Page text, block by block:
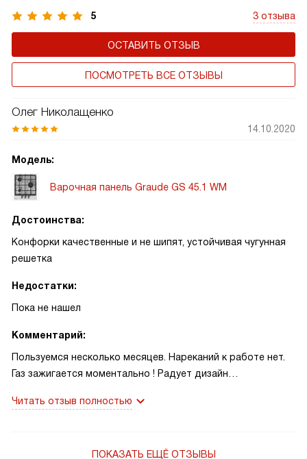
лидером.
5 3 отзыва
ОСТАВИТЬ ОТЗЫВ
ПОСМОТРЕТЬ ВСЕ ОТЗЫВЫ
Олег Николащенко
14.10.2020
Модель:
Варочная панель Graude GS 45.1 WM
Достоинства:
Конфорки качественные и не шипят, устойчивая чугунная
решетка
Недостатки:
Пока не нашел
Комментарий:
Пользуемся несколько месяцев. Нареканий к работе нет.
Газ зажигается моментально ! Радует дизайн
конфорок удобное, посуда держится твердо. Решетка
Читать отзыв полностью
ПОКАЗАТЬ ЕЩЁ ОТЗЫВЫ